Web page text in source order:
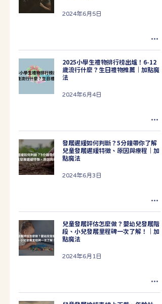
2024年6月5日
2025小學生禮物排行榜出爐！6-12
歲流行什麼？生日禮物推薦｜加點魔
法
2024年6月4日
發展遲緩如何判斷？5分鐘帶你了解
兒童發展遲緩特徵、原因與療程｜加
點魔法
2024年6月3日
兒童發展評估怎麼做？嬰幼兒發展階
段、小兒發展里程碑一次了解！｜加
點魔法
2024年6月1日